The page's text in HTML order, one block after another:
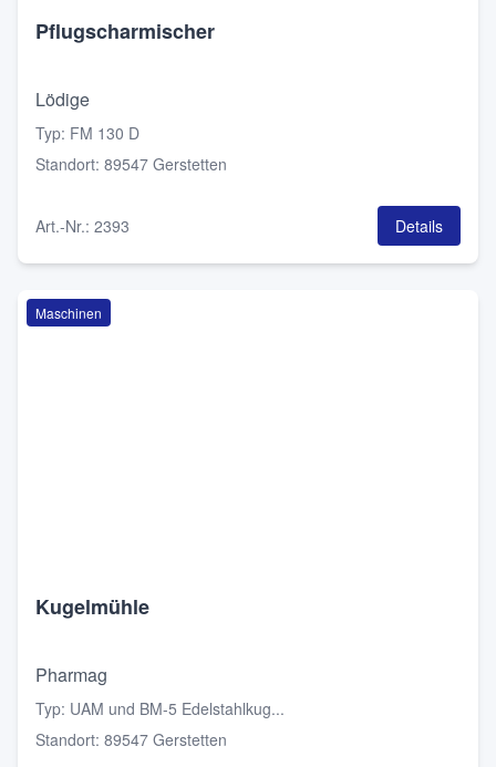
Pflugscharmischer
Lödige
Typ: FM 130 D
Standort: 89547 Gerstetten
Art.-Nr.: 2393 Details
Maschinen
Kugelmühle
Pharmag
Typ: UAM und BM-5 Edelstahlkug...
Standort: 89547 Gerstetten